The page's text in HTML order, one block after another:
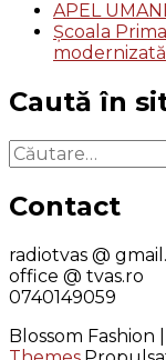
APEL
Școala
modernizată
Caută în
Caută
după:
Contact
radiotvas @
office @ tvas.ro
0740149059
Blossom Fashion